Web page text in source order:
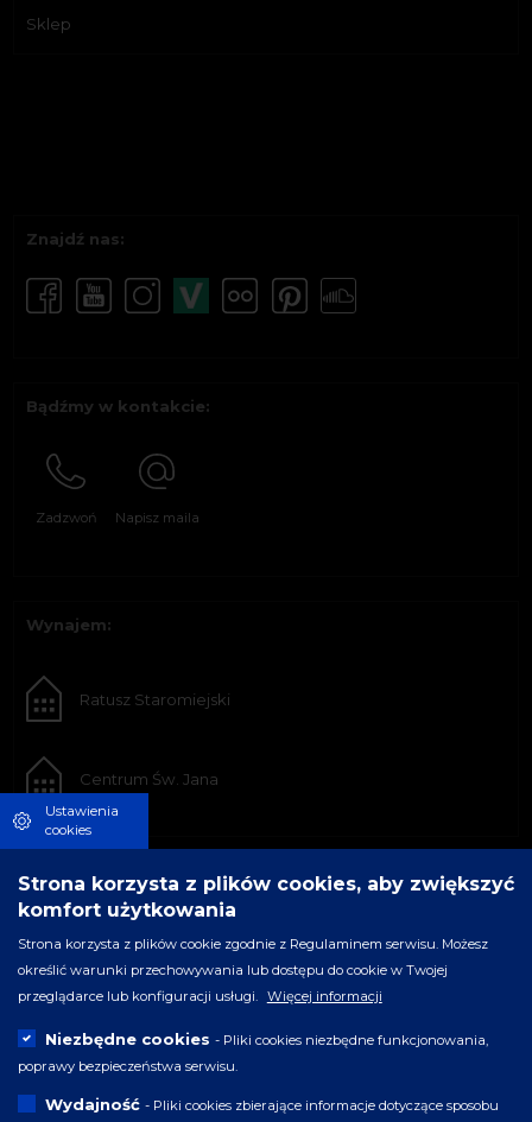
Sklep
Znajdź nas:
Bądźmy w kontakcie:
Zadzwoń Napisz maila
Wynajem:
Ratusz Staromiejski
Centrum Św. Jana
Ustawienia
cookies
Strona korzysta z plików cookies, aby zwiększyć
komfort użytkowania
Strona korzysta z plików cookie zgodnie z Regulaminem serwisu. Możesz
określić warunki przechowywania lub dostępu do cookie w Twojej
przeglądarce lub konfiguracji usługi.
Więcej informacji
Niezbędne cookies - Pliki cookies niezbędne funkcjonowania,
poprawy bezpieczeństwa serwisu.
Wydajność - Pliki cookies zbierające informacje dotyczące sposobu